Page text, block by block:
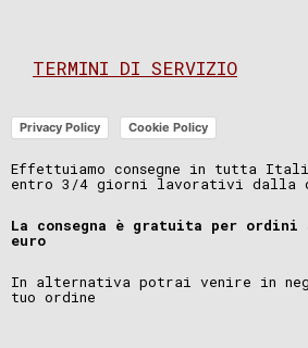
TERMINI DI SERVIZIO
Privacy Policy Cookie Policy
Effettuiamo consegne in tutta
entro 3/4 giorni lavorativi dalla
La consegna è gratuita per ordini
euro
In alternativa potrai venire in
tuo ordine